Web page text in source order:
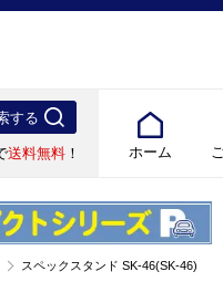
ホーム
送料無料 ！
スペックスタンド SK-46(SK-46)